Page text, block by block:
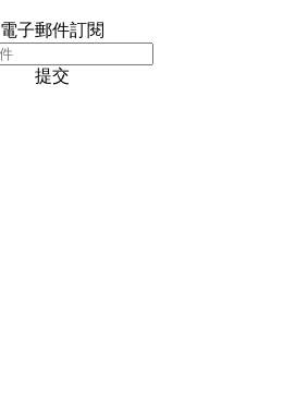
電子郵件訂閱
提交